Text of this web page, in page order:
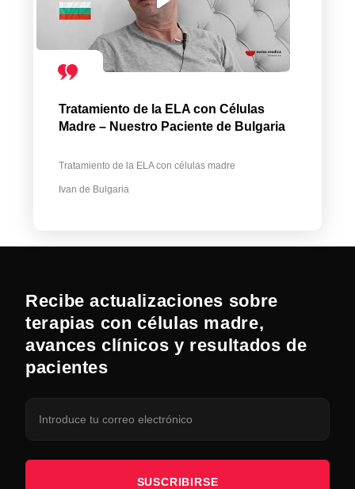
Tratamiento de la ELA con Células
Madre – Nuestro Paciente de Bulgaria
Tratamiento de la ELA con células madre
Ivan de Bulgaria
Recibe actualizaciones sobre
terapias con células madre,
avances clínicos y resultados de
pacientes
SUSCRIBIRSE